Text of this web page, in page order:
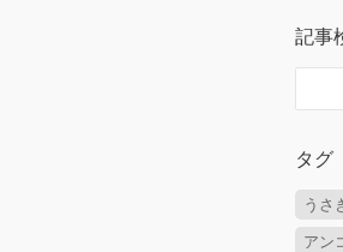
記事
タグ
うさ
アン